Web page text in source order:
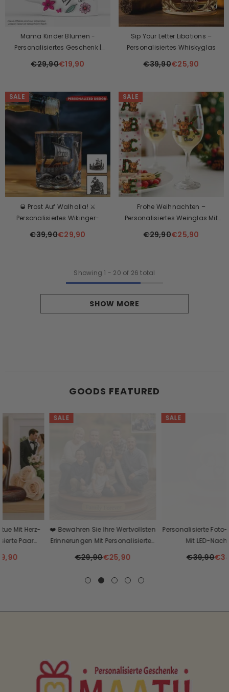
Mama Kinder Blumen -
Personalisiertes Geschenk |
Liebevolle Tasse Mit 3D Inflated
€29,90€19,90
Sip Your Letter Libations –
Personalisiertes Whiskyglas
€39,90€25,90
SALE
🥃 Prost Auf Walhalla! ⚔️
Personalisiertes Wikinger-
Whiskyglas – Entfessle Den
€39,90€29,90
SALE
Frohe Weihnachten –
Personalisiertes Weinglas Mit
Elchfamilie
€29,90€25,90
Showing 1 20 of 26 total
SHOW MORE
GOODS FEATURED
❤️ Bewahren Sie Ihre Wertvollsten
Erinnerungen Mit Personalisierten
Familienfotoplaketten! 👨‍👩‍👧‍👦
€25,90
Personalisierte Foto-Kristallkugel
Mit LED-Nachtlicht
€34,90